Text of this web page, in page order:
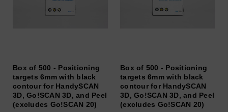
Box of 500 - Positioning
targets 6mm with black
contour for HandySCAN
3D, Go!SCAN 3D, and Peel
(excludes Go!SCAN 20)
Box of 500 - Positioning
targets 6mm with black
contour for HandySCAN
3D, Go!SCAN 3D, and Peel
(excludes Go!SCAN 20)